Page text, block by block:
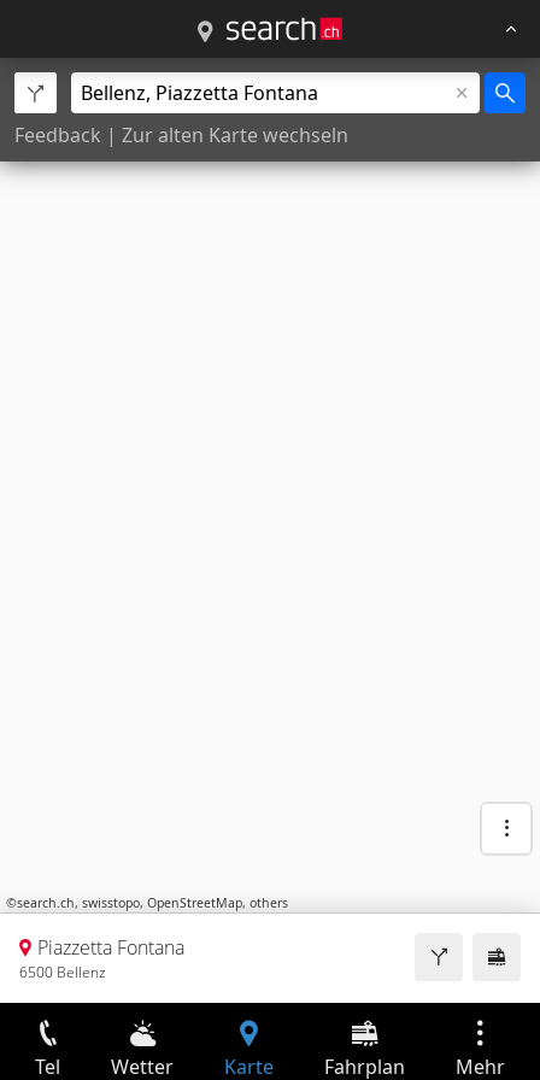
Feedback | Zur alten Karte wechseln
©search.ch, swisstopo, OpenStreetMap, others
Piazzetta Fontana
6500 Bellenz
Tel Wetter Karte Fahrplan Mehr